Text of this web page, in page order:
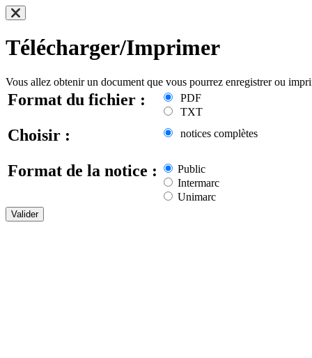
Télécharger/Imprimer
Vous allez obtenir un document que vous pourrez enregistrer ou
Format du fichier :
PDF
TXT
Choisir : notices complètes
Format de la notice :
Public
Intermarc
Unimarc